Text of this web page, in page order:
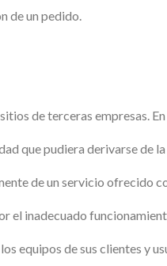
de un pedido.
de terceras empresas.
que pudiera derivarse de
de un servicio ofrecido
el inadecuado
equipos de sus clientes y